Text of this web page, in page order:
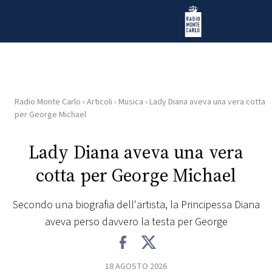
Radio Monte Carlo
HOME
RADIO
WEB
PLAYLIST
Radio Monte Carlo › Articoli › Musica › Lady Diana aveva una vera cotta
per George Michael
Lady Diana aveva una vera
cotta per George Michael
Secondo una biografia dell'artista, la Principessa Diana
aveva perso davvero la testa per George
18 AGOSTO 2026